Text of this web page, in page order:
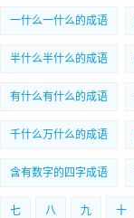
一什么一什么的成语
半什么半什么的成语
有什么有什么的成语
千什么万什么的成语
含有数字的四字成语
七 八 九 十